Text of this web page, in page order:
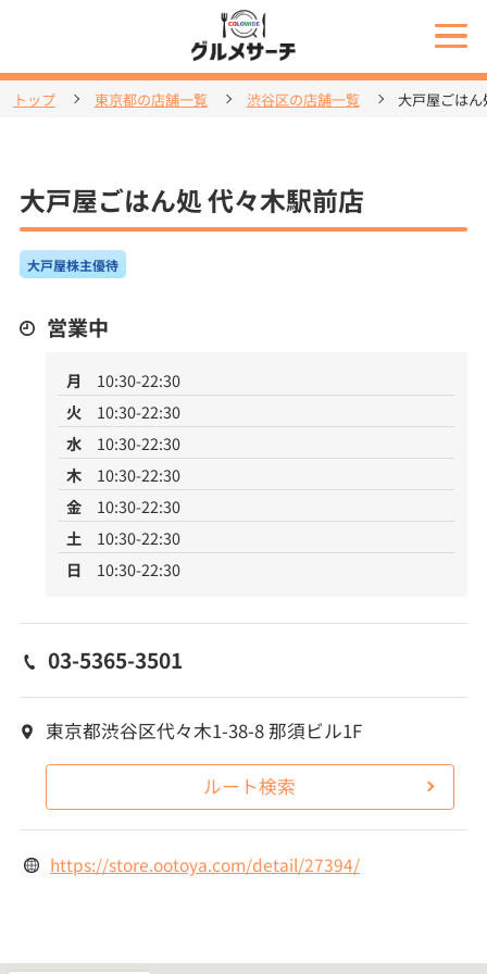
トップ 東京都の店舗一覧 渋谷区の店舗一覧 大戸屋ごは
大戸屋ごはん処 代々木駅前店
大戸屋株主優待
営業中
月
10:30-22:30
火
10:30-22:30
水
10:30-22:30
木
10:30-22:30
金
10:30-22:30
土
10:30-22:30
日
10:30-22:30
03-5365-3501
東京都渋谷区代々木1-38-8 那須ビル1F
ルート検索
https://store.ootoya.com/detail/27394/